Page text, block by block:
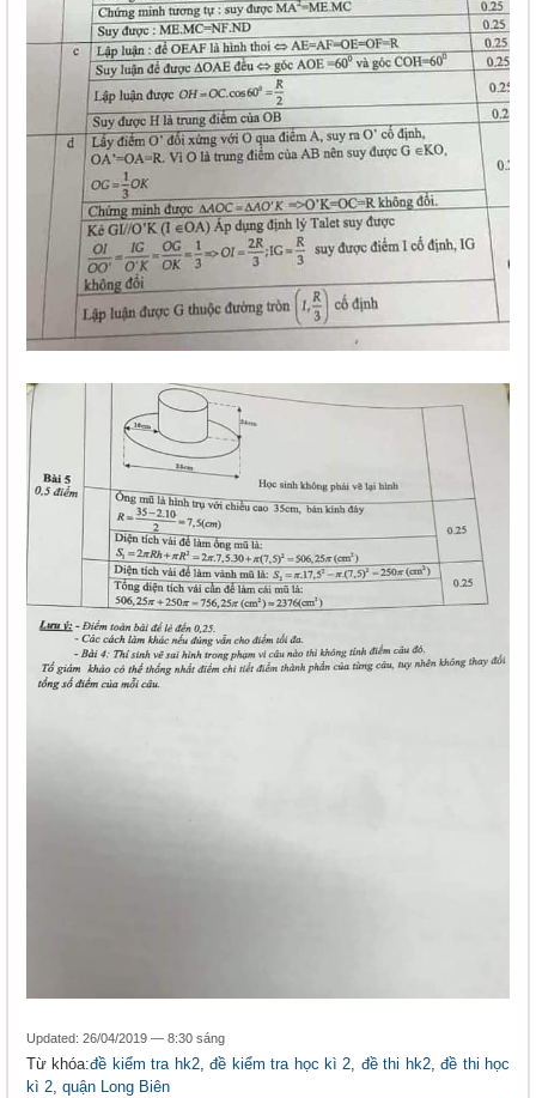
Updated: 26/04/2019 — 8:30 sáng
Từ khóa:đề kiểm tra hk2,đề kiểm tra học kì 2, đề thi hk2,đề thi học
kì 2, quận Long Biên